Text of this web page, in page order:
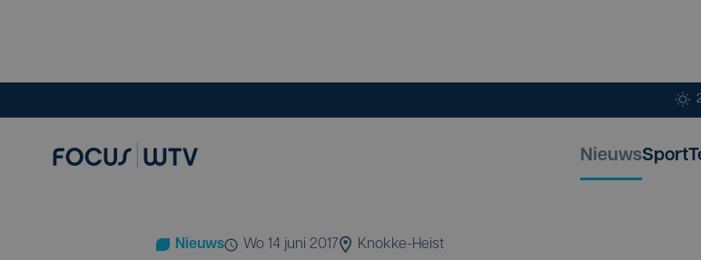
NieuwsSport
Nieuws wo 14 juni 2017 Knokke-Heist